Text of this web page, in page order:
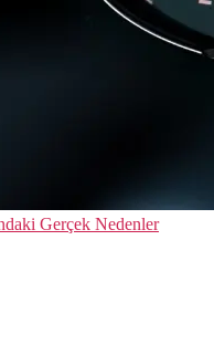
Gerçek Nedenler